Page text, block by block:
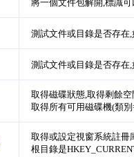
將一個文件包解開,標識
測試文件或目錄是否存在
測試文件或目錄是否存在
取得磁碟狀態,取得剩餘空
取得所有可用磁碟機(類
取得或設定視窗系統註冊
根目錄是